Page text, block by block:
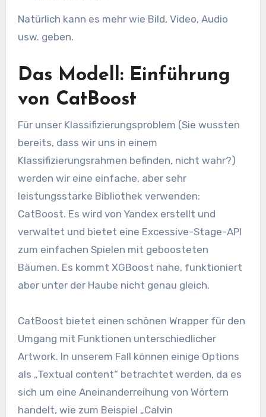
Natürlich kann es mehr wie Bild, Video, Audio
usw. geben.
Das Modell: Einführung
von CatBoost
Für unser Klassifizierungsproblem (Sie wussten
bereits, dass wir uns in einem
Klassifizierungsrahmen befinden, nicht wahr?)
werden wir eine einfache, aber sehr
leistungsstarke Bibliothek verwenden:
CatBoost. Es wird von Yandex erstellt und
verwaltet und bietet eine Excessive-Stage-API
zum einfachen Spielen mit geboosteten
Bäumen. Es kommt XGBoost nahe, funktioniert
aber unter der Haube nicht genau gleich.
CatBoost bietet einen schönen Wrapper für den
Umgang mit Funktionen unterschiedlicher
Artwork. In unserem Fall können einige Options
als „Textual content“ betrachtet werden, da es
sich um eine Aneinanderreihung von Wörtern
handelt, wie zum Beispiel „Calvin